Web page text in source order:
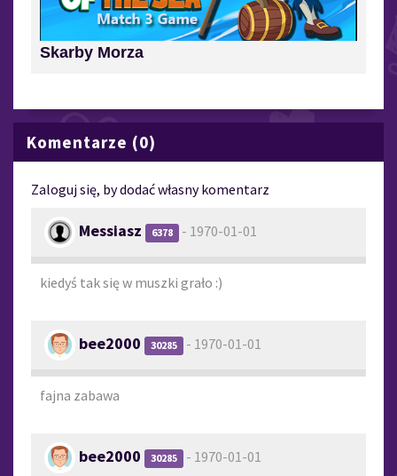
Skarby Morza
Komentarze (0)
Zaloguj się, by dodać własny komentarz
Messiasz 6378 - 1970-01-01
kiedyś tak się w muszki grało :)
bee2000 30285 - 1970-01-01
fajna zabawa
bee2000 30285 - 1970-01-01